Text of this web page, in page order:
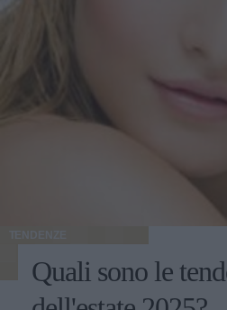
TENDENZE
Quali sono le